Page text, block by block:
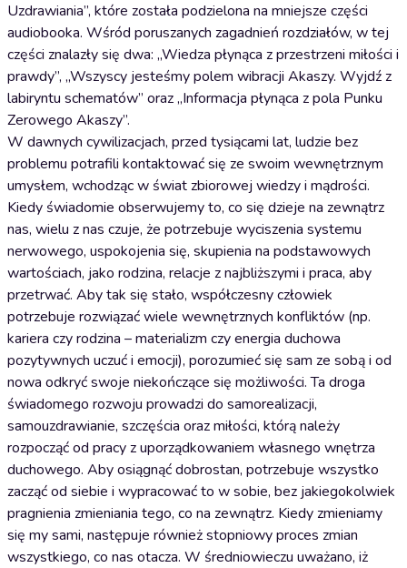
Uzdrawiania”, które została podzielona na mniejsze części
audiobooka. Wśród poruszanych zagadnień rozdziałów, w tej
części znalazły się dwa: „Wiedza płynąca z przestrzeni miłości i
prawdy”, „Wszyscy jesteśmy polem wibracji Akaszy. Wyjdź z
labiryntu schematów” oraz „Informacja płynąca z pola Punku
Zerowego Akaszy”.
W dawnych cywilizacjach, przed tysiącami lat, ludzie bez
problemu potrafili kontaktować się ze swoim wewnętrznym
umysłem, wchodząc w świat zbiorowej wiedzy i mądrości.
Kiedy świadomie obserwujemy to, co się dzieje na zewnątrz
nas, wielu z nas czuje, że potrzebuje wyciszenia systemu
nerwowego, uspokojenia się, skupienia na podstawowych
wartościach, jako rodzina, relacje z najbliższymi i praca, aby
przetrwać. Aby tak się stało, współczesny człowiek
potrzebuje rozwiązać wiele wewnętrznych konfliktów (np.
kariera czy rodzina – materializm czy energia duchowa
pozytywnych uczuć i emocji), porozumieć się sam ze sobą i od
nowa odkryć swoje niekończące się możliwości. Ta droga
świadomego rozwoju prowadzi do samorealizacji,
samouzdrawianie, szczęścia oraz miłości, którą należy
rozpocząć od pracy z uporządkowaniem własnego wnętrza
duchowego. Aby osiągnąć dobrostan, potrzebuje wszystko
zacząć od siebie i wypracować to w sobie, bez jakiegokolwiek
pragnienia zmieniania tego, co na zewnątrz. Kiedy zmieniamy
się my sami, następuje również stopniowy proces zmian
wszystkiego, co nas otacza. W średniowieczu uważano, iż